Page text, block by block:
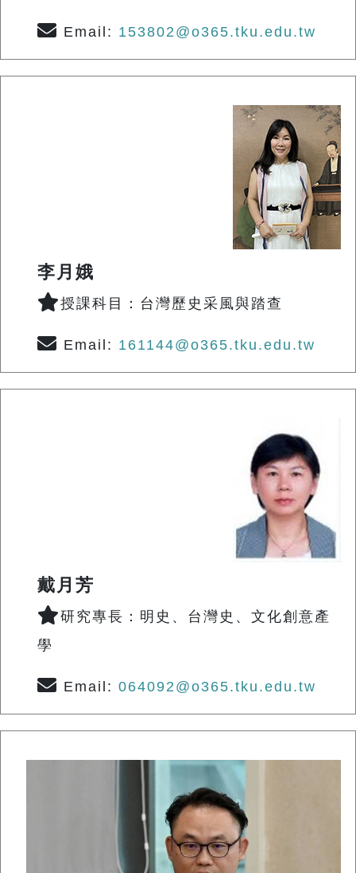
Email: 153802@o365.tku.edu.tw
李月娥
授課科目：台灣歷史采風與踏查
Email: 161144@o365.tku.edu.tw
戴月芳
研究專長：明史、台灣史、文化創意產
學
Email: 064092@o365.tku.edu.tw